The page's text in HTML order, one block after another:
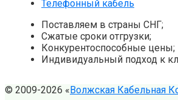
Телефонный кабель
Поставляем в страны СНГ;
Сжатые сроки отгрузки;
Конкурентоспособные цены;
Индивидуальный подход к
© 2009-2026 « Волжская Кабельная